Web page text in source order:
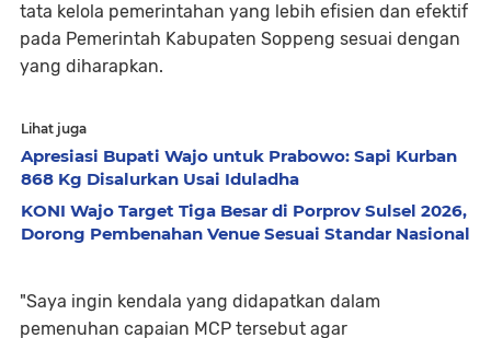
tata kelola pemerintahan yang lebih efisien dan efektif
pada Pemerintah Kabupaten Soppeng sesuai dengan
yang diharapkan.
Lihat juga
Apresiasi Bupati Wajo untuk Prabowo: Sapi Kurban
868 Kg Disalurkan Usai Iduladha
KONI Wajo Target Tiga Besar di Porprov Sulsel 2026,
Dorong Pembenahan Venue Sesuai Standar Nasional
"Saya ingin kendala yang didapatkan dalam
pemenuhan capaian MCP tersebut agar